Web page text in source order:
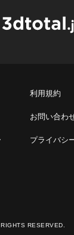
利用規約
お問い合わ
プライバシ
RESERVED.